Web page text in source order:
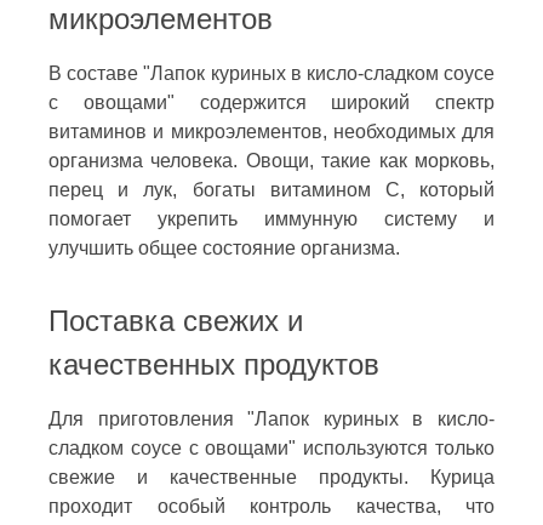
микроэлементов
В составе "Лапок куриных в кисло-сладком соусе
с овощами" содержится широкий спектр
витаминов и микроэлементов, необходимых для
организма человека. Овощи, такие как морковь,
перец и лук, богаты витамином C, который
помогает укрепить иммунную систему и
улучшить общее состояние организма.
Поставка свежих и
качественных продуктов
Для приготовления "Лапок куриных в кисло-
сладком соусе с овощами" используются только
свежие и качественные продукты. Курица
проходит особый контроль качества, что